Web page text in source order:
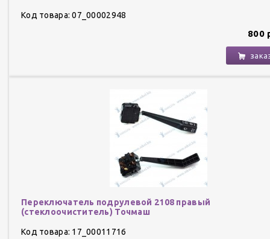
Код товара: 07_00002948
800
Переключатель подрулевой 2108 правый
(стеклоочиститель) Точмаш
Код товара: 17_00011716